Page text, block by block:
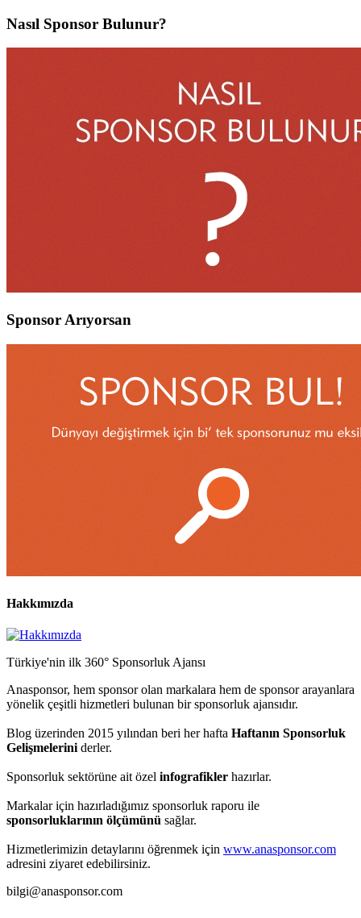
Nasıl Sponsor Bulunur?
Sponsor Arıyorsan
Hakkımızda
Türkiye'nin ilk 360° Sponsorluk Ajansı
Anasponsor, hem sponsor olan markalara hem de sponsor arayanlara
yönelik çeşitli hizmetleri bulunan bir sponsorluk ajansıdır.
Blog üzerinden 2015 yılından beri her hafta Haftanın Sponsorluk
Gelişmelerini derler.
Sponsorluk sektörüne ait özel infografikler hazırlar.
Markalar için hazırladığımız sponsorluk raporu ile
sponsorluklarının ölçümünü sağlar.
Hizmetlerimizin detaylarını öğrenmek için www.anasponsor.com
adresini ziyaret edebilirsiniz.
bilgi@anasponsor.com